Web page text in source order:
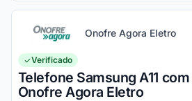
Onofre Agora Eletro
Verificado
Telefone Samsung A11
Onofre Agora Eletro